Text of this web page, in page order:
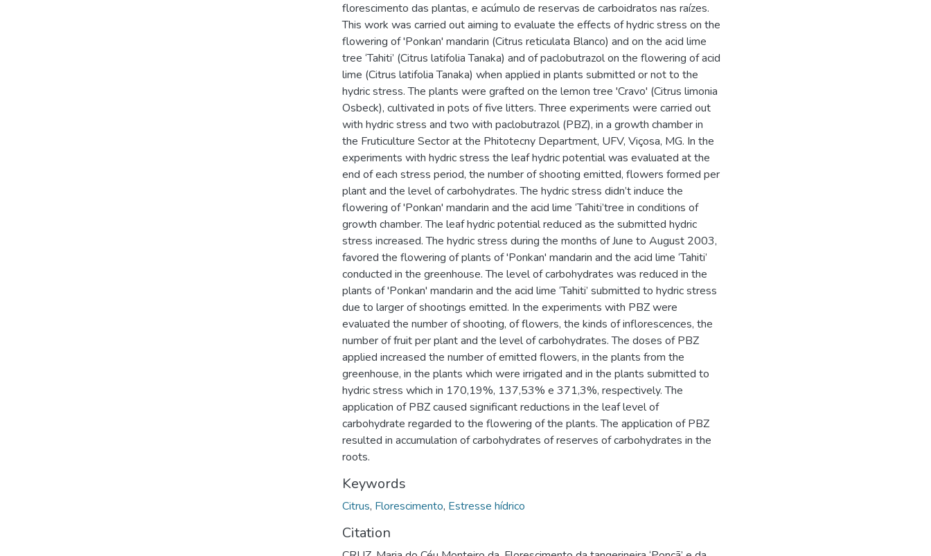
florescimento das plantas, e acúmulo de reservas de carboidratos nas raízes.
This work was carried out aiming to evaluate the effects of hydric stress on the
flowering of 'Ponkan' mandarin (Citrus reticulata Blanco) and on the acid lime
tree ‘Tahiti’ (Citrus latifolia Tanaka) and of paclobutrazol on the flowering of acid
lime (Citrus latifolia Tanaka) when applied in plants submitted or not to the
hydric stress. The plants were grafted on the lemon tree 'Cravo' (Citrus limonia
Osbeck), cultivated in pots of five litters. Three experiments were carried out
with hydric stress and two with paclobutrazol (PBZ), in a growth chamber in
the Fruticulture Sector at the Phitotecny Department, UFV, Viçosa, MG. In the
experiments with hydric stress the leaf hydric potential was evaluated at the
end of each stress period, the number of shooting emitted, flowers formed per
plant and the level of carbohydrates. The hydric stress didn’t induce the
flowering of 'Ponkan' mandarin and the acid lime ‘Tahiti’tree in conditions of
growth chamber. The leaf hydric potential reduced as the submitted hydric
stress increased. The hydric stress during the months of June to August 2003,
favored the flowering of plants of 'Ponkan' mandarin and the acid lime ‘Tahiti’
conducted in the greenhouse. The level of carbohydrates was reduced in the
plants of 'Ponkan' mandarin and the acid lime ‘Tahiti’ submitted to hydric stress
due to larger of shootings emitted. In the experiments with PBZ were
evaluated the number of shooting, of flowers, the kinds of inflorescences, the
number of fruit per plant and the level of carbohydrates. The doses of PBZ
applied increased the number of emitted flowers, in the plants from the
greenhouse, in the plants which were irrigated and in the plants submitted to
hydric stress which in 170,19%, 137,53% e 371,3%, respectively. The
application of PBZ caused significant reductions in the leaf level of
carbohydrate regarded to the flowering of the plants. The application of PBZ
resulted in accumulation of carbohydrates of reserves of carbohydrates in the
roots.
Keywords
Citrus, Florescimento, Estresse hídrico
Citation